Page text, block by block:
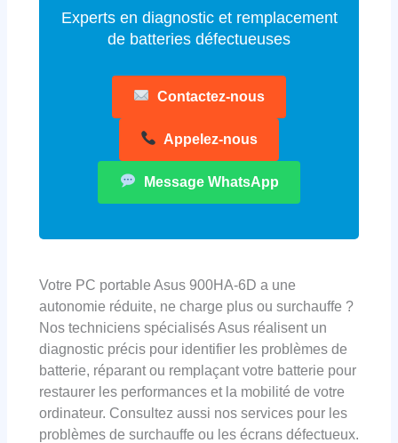
Experts en diagnostic et remplacement
de batteries défectueuses
Contactez-nous
Appelez-nous
Message WhatsApp
Votre PC portable Asus 900HA-6D a une
autonomie réduite, ne charge plus ou surchauffe ?
Nos techniciens spécialisés Asus réalisent un
diagnostic précis pour identifier les problèmes de
batterie, réparant ou remplaçant votre batterie pour
restaurer les performances et la mobilité de votre
ordinateur. Consultez aussi nos services pour les
problèmes de surchauffe ou les écrans défectueux.